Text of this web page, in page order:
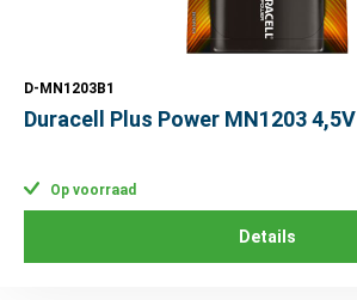
D-MN1203B1
Duracell Plus Power MN1203 4,5V
Op voorraad
Details